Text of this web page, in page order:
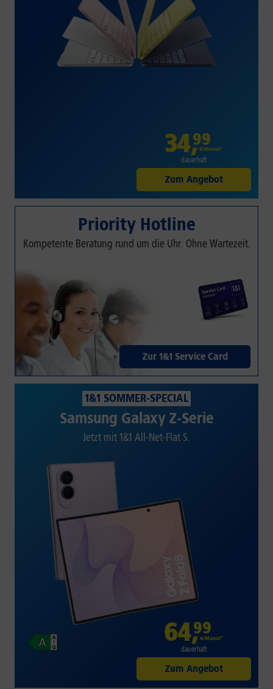
34,99
€/Monat*
dauerhaft
Zum Angebot
Priority Hotline
Kompetente Beratung rund um die Uhr. Ohne Wartezeit.
Zur 1&1 Service Card
1&1 SOMMER-SPECIAL
Samsung Galaxy Z-Serie
Jetzt mit 1&1 All-Net-Flat S.
64,99
€/Monat*
dauerhaft
Zum Angebot